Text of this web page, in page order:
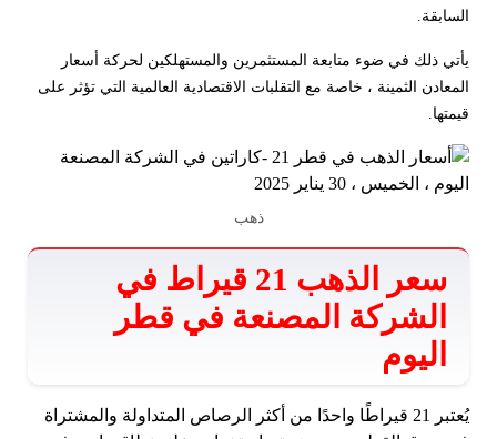
السابقة.
يأتي ذلك في ضوء متابعة المستثمرين والمستهلكين لحركة أسعار
المعادن الثمينة ، خاصة مع التقلبات الاقتصادية العالمية التي تؤثر على
قيمتها.
ذهب
سعر الذهب 21 قيراط في
الشركة المصنعة في قطر
اليوم
يُعتبر 21 قيراطًا واحدًا من أكثر الرصاص المتداولة والمشتراة